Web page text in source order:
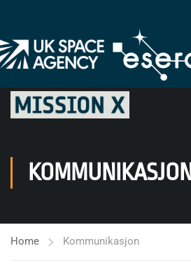
KOMMUNIKASJON
Home Kommunikasjon